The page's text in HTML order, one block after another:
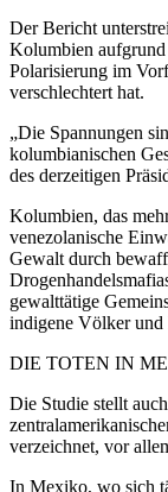
Der Bericht
Kolumbien
Polarisierung im
verschlechtert hat.
„Die Spannungen
kolumbianischen
des derzeitigen
Kolumbien, das
venezolanische
Gewalt durch
gewalttätige
indigene Völker und
DIE TOTEN IN
Die Studie stellt
verzeichnet, vor
In Mexiko, wo sich